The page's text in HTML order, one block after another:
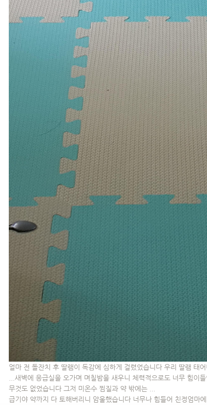
얼마 전 돌잔치 후 딸램이 독감에 심하게 걸렸었습니다 우리 딸램 태
...새벽에 응급실을 오가며 며칠밤을 새우니 체력적으로도 너무 힘
무것도 없었습니다 그저 미온수 찜질과 약 밖에는 ...
급기야 약까지 다 토해버리니 암울했습니다 너무나 힘들어 친정엄마